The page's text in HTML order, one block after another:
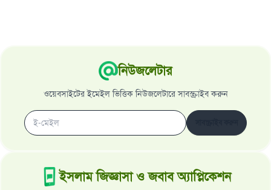
নিউজলেটার
ওয়েবসাইটের ইমেইল ভিত্তিক নিউজলেটারে সাবস্ক্রাইব করুন
ইসলাম জিজ্ঞাসা ও জবাব অ্যাপ্লিকেশন